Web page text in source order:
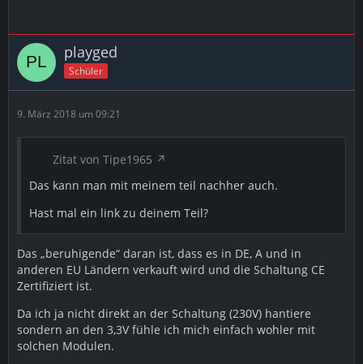
playged
Schüler
9. März 2018 um 09:21
Zitat von Tipe1965
Das kann man mit meinem teil nachher auch.
Hast mal ein link zu deinem Teil?
Das „beruhigende“ daran ist, dass es in DE, A und in
anderen EU Ländern verkauft wird und die Schaltung CE
Zertifiziert ist.
Da ich ja nicht direkt an der Schaltung (230V) hantiere
sondern an den 3,3V fühle ich mich einfach wohler mit
solchen Modulen.